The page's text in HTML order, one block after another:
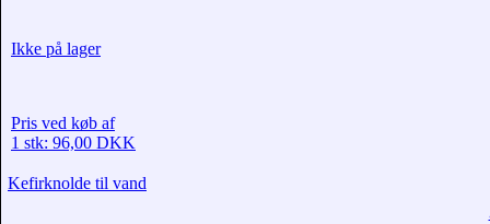
Ikke på lager
Pris ved køb af
1 stk: 96,00 DKK
Kefirknolde til vand